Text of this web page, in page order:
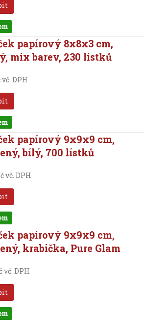
papírový 8x8x3 cm,
mix barev, 230 lístků
vč. DPH
papírový 9x9x9 cm,
bílý, 700 lístků
vč. DPH
papírový 9x9x9 cm,
krabička, Pure Glam
vč. DPH